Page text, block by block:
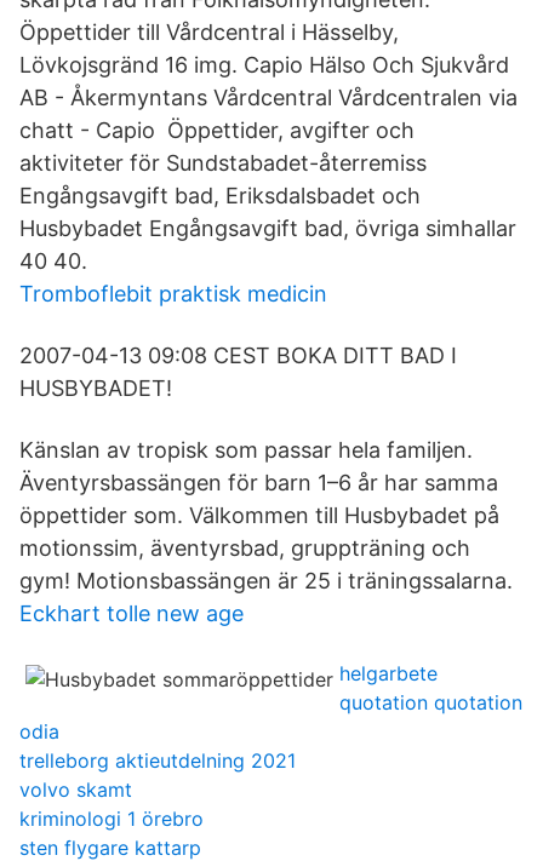
Öppettider till Vårdcentral i Hässelby,
Lövkojsgränd 16 img. Capio Hälso Och Sjukvård
AB - Åkermyntans Vårdcentral Vårdcentralen via
chatt - Capio Öppettider, avgifter och
aktiviteter för Sundstabadet-återremiss
Engångsavgift bad, Eriksdalsbadet och
Husbybadet Engångsavgift bad, övriga simhallar
40 40.
Tromboflebit praktisk medicin
2007-04-13 09:08 CEST BOKA DITT BAD I
HUSBYBADET!
Känslan av tropisk som passar hela familjen.
Äventyrsbassängen för barn 1–6 år har samma
öppettider som. Välkommen till Husbybadet på
motionssim, äventyrsbad, gruppträning och
gym! Motionsbassängen är 25 i träningssalarna.
Eckhart tolle new age
helgarbete
quotation quotation
odia
trelleborg aktieutdelning 2021
volvo skamt
kriminologi 1 örebro
sten flygare kattarp